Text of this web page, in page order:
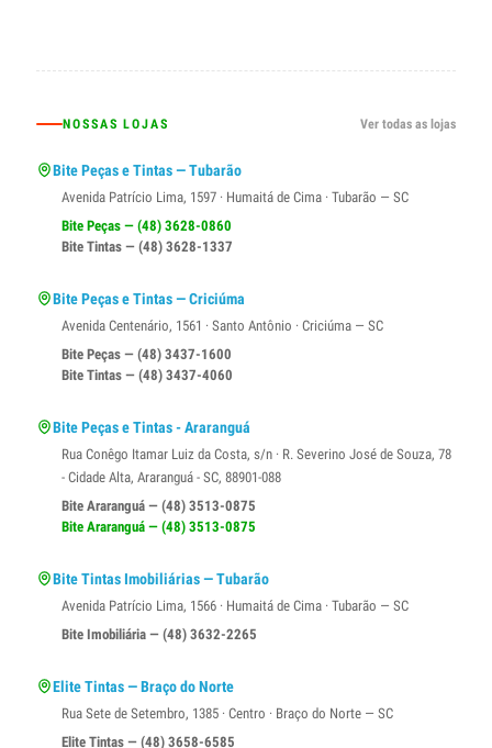
NOSSAS LOJAS Ver todas as lojas
Bite Peças e Tintas — Tubarão
Avenida Patrício Lima, 1597 · Humaitá de Cima · Tubarão — SC
Bite Peças — (48) 3628-0860
Bite Tintas — (48) 3628-1337
Bite Peças e Tintas — Criciúma
Avenida Centenário, 1561 · Santo Antônio · Criciúma — SC
Bite Peças — (48) 3437-1600
Bite Tintas — (48) 3437-4060
Bite Peças e Tintas - Araranguá
Rua Conêgo Itamar Luiz da Costa, s/n · R. Severino José de Souza, 78
- Cidade Alta, Araranguá - SC, 88901-088
Bite Araranguá — (48) 3513-0875
Bite Araranguá — (48) 3513-0875
Bite Tintas Imobiliárias — Tubarão
Avenida Patrício Lima, 1566 · Humaitá de Cima · Tubarão — SC
Bite Imobiliária — (48) 3632-2265
Elite Tintas — Braço do Norte
Rua Sete de Setembro, 1385 · Centro · Braço do Norte — SC
Elite Tintas — (48) 3658-6585